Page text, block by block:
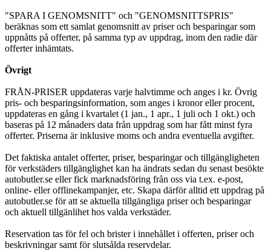
"SPARA I GENOMSNITT" och "GENOMSNITTSPRIS"
beräknas som ett samlat genomsnitt av priser och besparingar som
uppnåtts på offerter, på samma typ av uppdrag, inom den radie där
offerter inhämtats.
Övrigt
FRÅN-PRISER uppdateras varje halvtimme och anges i kr. Övrig
pris- och besparingsinformation, som anges i kronor eller procent,
uppdateras en gång i kvartalet (1 jan., 1 apr., 1 juli och 1 okt.) och
baseras på 12 månaders data från uppdrag som har fått minst fyra
offerter. Priserna är inklusive moms och andra eventuella avgifter.
Det faktiska antalet offerter, priser, besparingar och tillgängligheten
för verkstäders tillgänglighet kan ha ändrats sedan du senast besökte
autobutler.se eller fick marknadsföring från oss via t.ex. e-post,
online- eller offlinekampanjer, etc. Skapa därför alltid ett uppdrag på
autobutler.se för att se aktuella tillgängliga priser och besparingar
och aktuell tillgänlihet hos valda verkstäder.
Reservation tas för fel och brister i innehållet i offerten, priser och
beskrivningar samt för slutsålda reservdelar.